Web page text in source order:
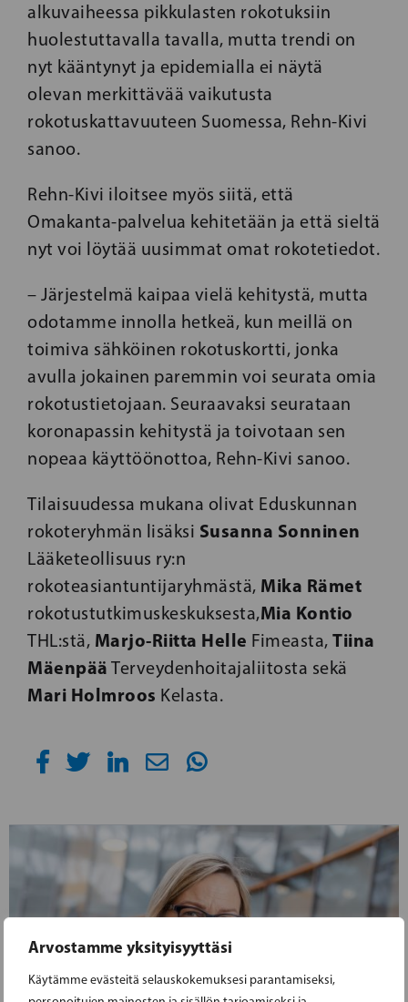
Arvostamme yksityisyyttäsi
Käytämme evästeitä selauskokemuksesi parantamiseksi,
alkuvaiheessa pikkulasten rokotuksiin
huolestuttavalla tavalla, mutta trendi on
nyt kääntynyt ja epidemialla ei näytä
olevan merkittävää vaikutusta
rokotuskattavuuteen Suomessa, Rehn-Kivi
sanoo.
Rehn-Kivi iloitsee myös siitä, että
Omakanta-palvelua kehitetään ja että sieltä
nyt voi löytää uusimmat omat rokotetiedot.
– Järjestelmä kaipaa vielä kehitystä, mutta
odotamme innolla hetkeä, kun meillä on
toimiva sähköinen rokotuskortti, jonka
avulla jokainen paremmin voi seurata omia
rokotustietojaan. Seuraavaksi seurataan
koronapassin kehitystä ja toivotaan sen
nopeaa käyttöönottoa, Rehn-Kivi sanoo.
Tilaisuudessa mukana olivat Eduskunnan
rokoteryhmän lisäksi Susanna Sonninen
Lääketeollisuus ry:n
rokoteasiantuntijaryhmästä, Mika Rämet
rokotustutkimuskeskuksesta,Mia Kontio
THL:stä, Marjo-Riitta Helle Fimeasta, Tiina
Mäenpää Terveydenhoitajaliitosta sekä
Mari Holmroos Kelasta.